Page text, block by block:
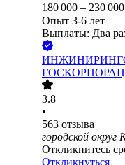
180 000 – 230 000
Опыт 3-6 лет
Выплаты: Два
3.8
•
563 отзыва
городской округ
Откликнитесь
Откликнуться